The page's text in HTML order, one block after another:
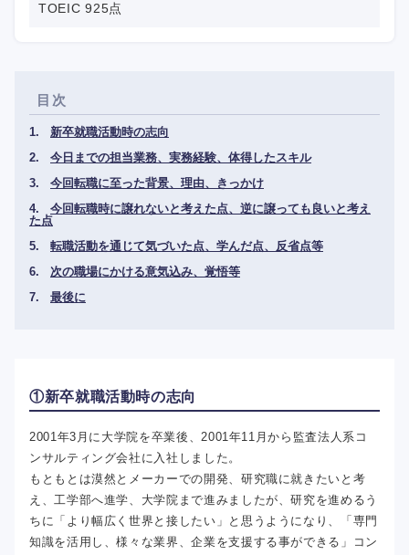
TOEIC 925点
目次
新卒就職活動時の志向
今日までの担当業務、実務経験、体得したスキル
今回転職に至った背景、理由、きっかけ
今回転職時に譲れないと考えた点、逆に譲っても良いと考え
た点
転職活動を通じて気づいた点、学んだ点、反省点等
次の職場にかける意気込み、覚悟等
最後に
①新卒就職活動時の志向
2001年3月に大学院を卒業後、2001年11月から監査法人系コ
ンサルティング会社に入社しました。
もともとは漠然とメーカーでの開発、研究職に就きたいと考
え、工学部へ進学、大学院まで進みましたが、研究を進めるう
ちに「より幅広く世界と接したい」と思うようになり、「専門
知識を活用し、様々な業界、企業を支援する事ができる」コン